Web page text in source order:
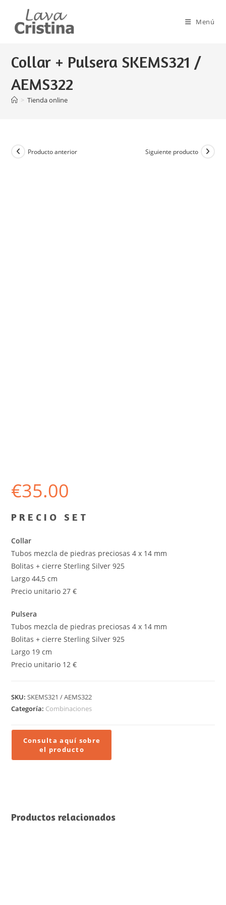
contenido
Menú
Collar + Pulsera SKEMS321 /
AEMS322
> Tienda online
Producto anterior Siguiente producto
€35.00
P R E C I O S E T
Collar
Tubos mezcla de piedras preciosas 4 x 14 mm
Bolitas + cierre Sterling Silver 925
Largo 44,5 cm
Precio unitario 27 €
Pulsera
Tubos mezcla de piedras preciosas 4 x 14 mm
Bolitas + cierre Sterling Silver 925
Largo 19 cm
Precio unitario 12 €
SKU:SKEMS321 / AEMS322
Categoría: Combinaciones
Productos relacionados